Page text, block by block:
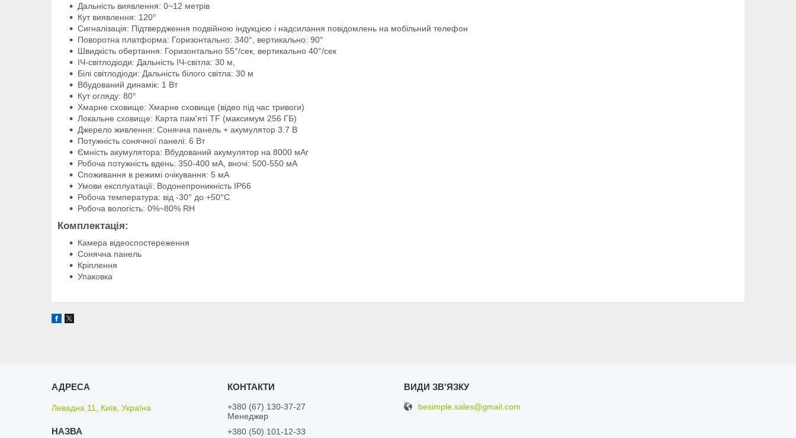
Дальність виявлення: 0~12 метрів
Кут виявлення: 120°
Сигналізація: Підтвердження подвійною індукцією і надсилання повідомлень на мобільний телефон
Поворотна платформа: Горизонтально: 340°, вертикально: 90°
Швидкість обертання: Горизонтально 55°/сек, вертикально 40°/сек
ІЧ-світлодіоди: Дальність ІЧ-світла: 30 м,
Білі світлодіоди: Дальність білого світла: 30 м
Вбудований динамік: 1 Вт
Кут огляду: 80°
Хмарне сховище: Хмарне сховище (відео під час тривоги)
Локальне сховище: Карта пам'яті TF (максимум 256 ГБ)
Джерело живлення: Сонячна панель + акумулятор 3.7 В
Потужність сонячної панелі: 6 Вт
Ємність акумулятора: Вбудований акумулятор на 8000 мАг
Робоча потужність вдень: 350-400 мА, вночі: 500-550 мА
Споживання в режимі очікування: 5 мА
Умови експлуатації: Водонепроникність IP66
Робоча температура: від -30° до +50°C
Робоча вологість: 0%~80% RH
Комплектація:
Камера відеоспостереження
Сонячна панель
Кріплення
Упаковка
Левадна 11, Київ, Україна
+380 (67) 130-37-27
Менеджер
+380 (50) 101-12-33
besimple.sales@gmail.com